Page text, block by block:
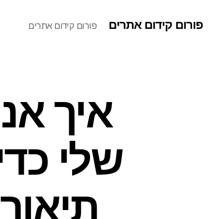
פורום קידום אתרים פורום קידום אתרים
איך
שלי